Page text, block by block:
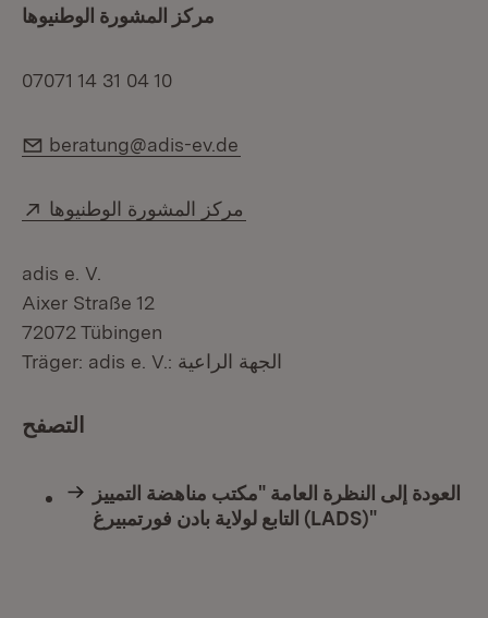
مركز المشورة الوطنيوها
07071 14 31 04 10
E-Mail:
beratung@adis-ev.de
Extern:
مركز المشورة الوطنيوها
adis e. V.
Aixer Straße 12
72072 Tübingen
Träger: adis e. V.: الجهة الراعية
التصفح
العودة إلى النظرة العامة "مكتب مناهضة التمييز
التابع لولاية بادن فورتمبيرغ (LADS)"